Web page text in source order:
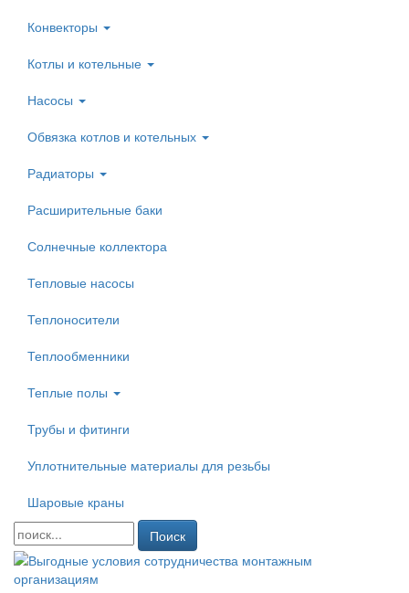
Конвекторы
Котлы и котельные
Насосы
Обвязка котлов и котельных
Радиаторы
Расширительные баки
Солнечные коллектора
Тепловые насосы
Теплоносители
Теплообменники
Теплые полы
Трубы и фитинги
Уплотнительные материалы для резьбы
Шаровые краны
Поиск